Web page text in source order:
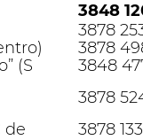
3848
3878
3878
(S
3848
3878
de
3878